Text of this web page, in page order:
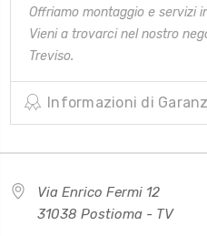
Offriamo montaggio e servizi
Vieni a trovarci nel nostro
Treviso.
Informazioni di
Via Enrico Fermi 12
31038 Postioma - TV